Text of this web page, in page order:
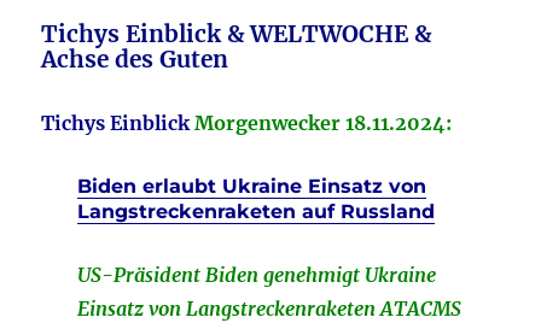
Tichys Einblick & WELTWOCHE &
Achse des Guten
Tichys Einblick Morgenwecker 18.11.2024:
Biden erlaubt Ukraine Einsatz von
Langstreckenraketen auf Russland
US-Präsident Biden genehmigt Ukraine
Einsatz von Langstreckenraketen ATACMS